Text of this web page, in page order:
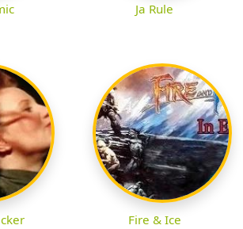
Ja Rule
Fire & Ice